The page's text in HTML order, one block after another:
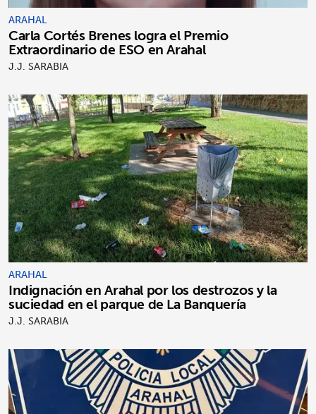
ARAHAL
Carla Cortés Brenes logra el Premio
Extraordinario de ESO en Arahal
J.J. SARABIA
ARAHAL
Indignación en Arahal por los destrozos y la
suciedad en el parque de La Banquería
J.J. SARABIA